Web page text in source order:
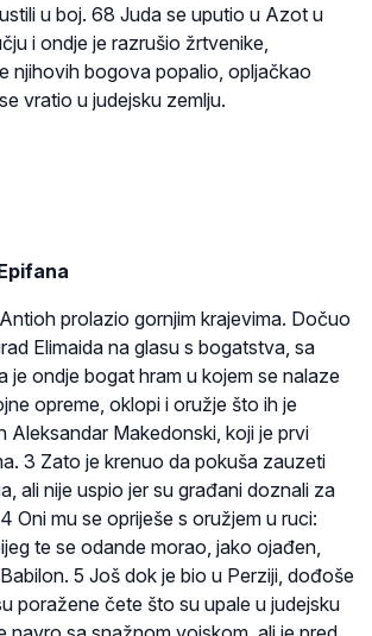
u boj. 68 Juda se uputio u Azot u
i ondje je razrušio žrtvenike,
njihovih bogova popalio, opljačkao
vratio u judejsku zemlju.
prolazio gornjim krajevima. Dočuo
Elimaida na glasu s bogatstva, sa
je ondje bogat hram u kojem se nalaze
opreme, oklopi i oružje što ih je
Aleksandar Makedonski, koji je prvi
3 Zato je krenuo da pokuša zauzeti
ali nije uspio jer su građani doznali za
Oni mu se opriješe s oružjem u ruci:
te se odande morao, jako ojađen,
5 Još dok je bio u Perziji, dođoše
poražene čete što su upale u judejsku